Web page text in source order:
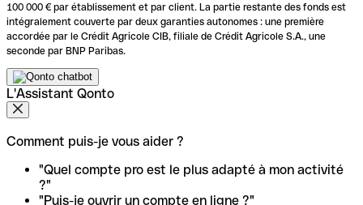
100 000 € par établissement et par client. La partie restante des fonds est
intégralement couverte par deux garanties autonomes : une première
accordée par le Crédit Agricole CIB, filiale de Crédit Agricole S.A., une
seconde par BNP Paribas.
L'Assistant Qonto
Comment puis-je vous aider ?
"Quel compte pro est le plus adapté à mon activité
?"
"Puis-je ouvrir un compte en ligne ?"